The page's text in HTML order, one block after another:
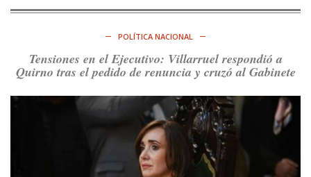
@consensopatagon
https://t.co/ihSIYIKptJ
Ver en X
Consenso Patagónico
8d
: Asumimos una nueva etapa en el
Partido Justicialista de Campana, con el orgullo de que el
@caortega64 vuelva a…
POLÍTICA NACIONAL
Tensiones en el Ejecutivo: Villarruel respondió a
Quirno tras el pedido de renuncia y cruzó al Gabinete